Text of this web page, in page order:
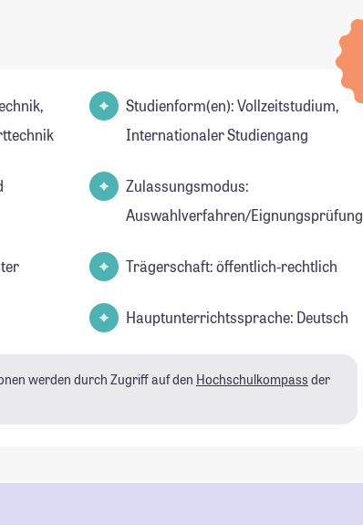
Studienform(en): Vollzeitstudium,
Internationaler Studiengang
Zulassungsmodus:
Auswahlverfahren/Eignungsprüfung
Trägerschaft: öffentlich-rechtlich
Hauptunterrichtssprache: Deutsch
werden durch Zugriff auf den Hochschulkompass der